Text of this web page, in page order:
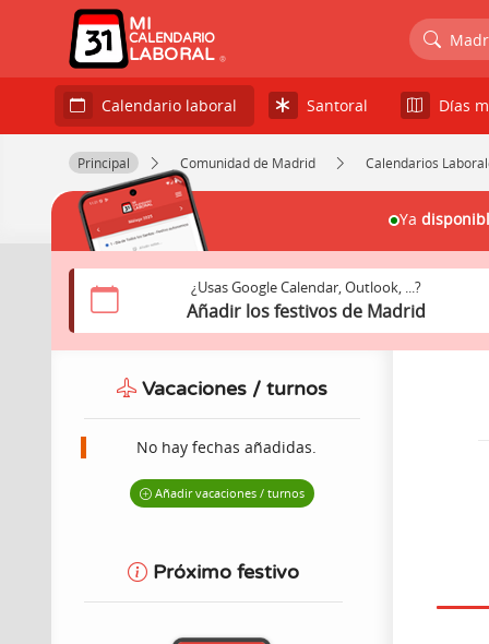
MI
CALENDARIO
LABORAL
Calendario laboral Santoral Días
Principal Comunidad de Madrid Calendarios
Vacaciones / turnos
No hay fechas añadidas.
Añadir vacaciones / turnos
Próximo festivo
¿Usas Google Calendar, Outlook, ...?
Añadir los festivos de Madrid
Ya